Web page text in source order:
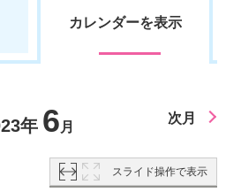
カレンダーを表示
年 6 月
次月
スライド操作で表示